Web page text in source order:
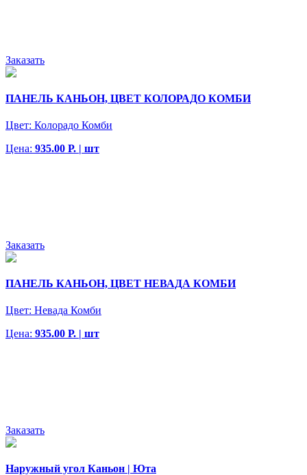
Заказать
ПАНЕЛЬ КАНЬОН, ЦВЕТ КОЛОРАДО КОМБИ
Цвет: Колорадо Комби
Цена: 935.00 Р. | шт
Заказать
ПАНЕЛЬ КАНЬОН, ЦВЕТ НЕВАДА КОМБИ
Цвет: Невада Комби
Цена: 935.00 Р. | шт
Заказать
Наружный угол Каньон | Юта